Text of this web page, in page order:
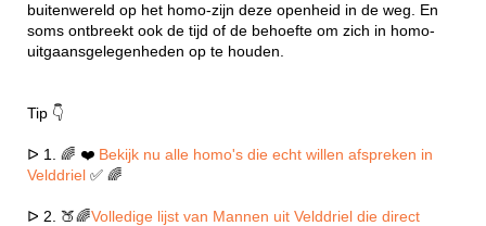
buitenwereld op het homo-zijn deze openheid in de weg. En
soms ontbreekt ook de tijd of de behoefte om zich in homo-
uitgaansgelegenheden op te houden.
Tip 👇
ᐅ 1. 🌈 ❤️ Bekijk nu alle homo's die echt willen afspreken in
Velddriel ✅ 🌈
ᐅ 2. 🍑🌈Volledige lijst van Mannen uit Velddriel die direct